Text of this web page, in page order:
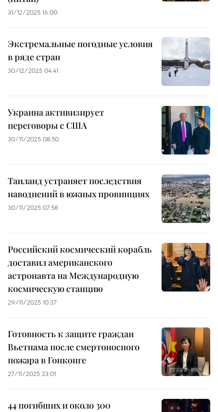
31/12/2025 16:00
Экстремальные погодные условия
в ряде стран
30/12/2025 04:41
Украина активизирует
переговоры с США
30/11/2025 08:50
Таиланд устраняет последствия
наводнений в южных провинциях
30/11/2025 07:58
Российский космический корабль
доставил американского
астронавта на Международную
космическую станцию
29/11/2025 10:37
Готовность к защите граждан
Вьетнама после смертоносного
пожара в Гонконге
27/11/2025 23:01
44 погибших и около 300